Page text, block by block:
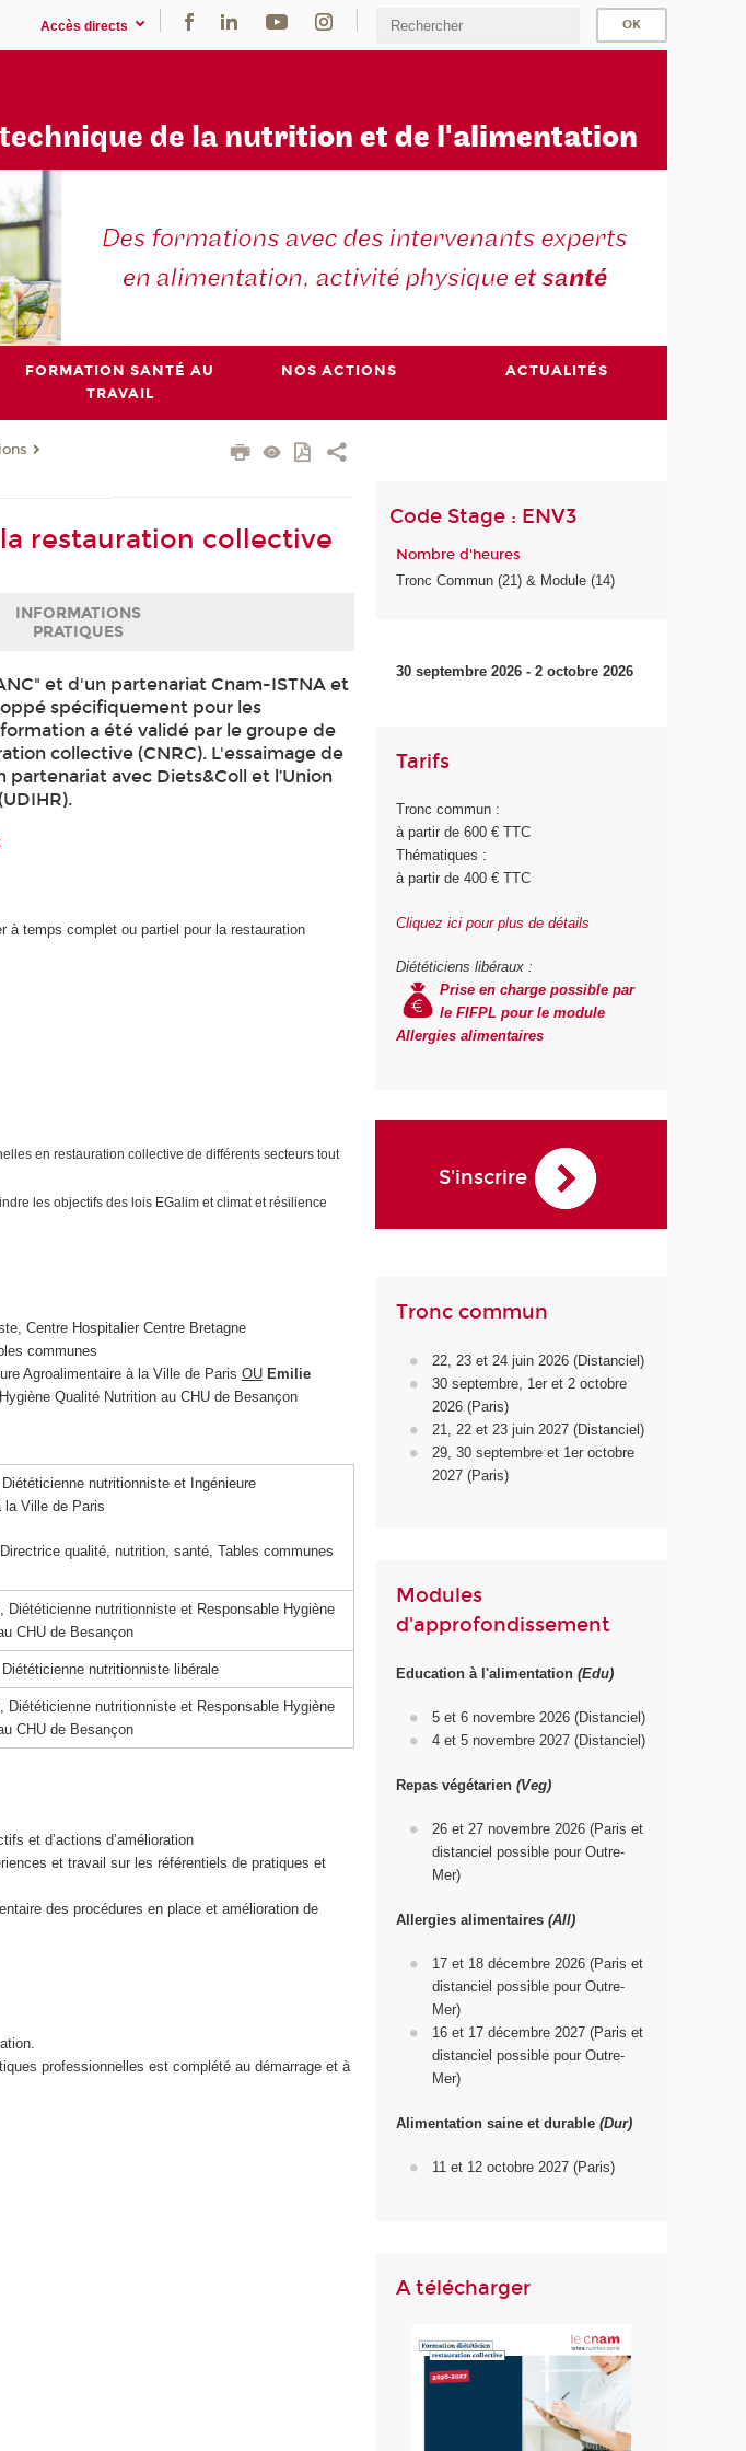
Accès directs
technique de la nutrition et de l'alimentation
FORMATION SANTÉ AU
TRAVAIL
NOS ACTIONS ACTUALITÉS
restauration collective
INFORMATIONS
PRATIQUES
et d'un partenariat Cnam-ISTNA et
spécifiquement pour les
a été validé par le groupe de
collective (CNRC). L'essaimage de
avec Diets&Coll et l’Union
à temps complet ou partiel pour la restauration
en restauration collective de différents secteurs tout
les objectifs des lois EGalim et climat et résilience
Centre Hospitalier Centre Bretagne
communes
Agroalimentaire à la Ville de Paris OU Emilie
Qualité Nutrition au CHU de Besançon
nutritionniste et Ingénieure
la Ville de Paris
qualité, nutrition, santé, Tables communes
, Diététicienne nutritionniste et Responsable Hygiène
CHU de Besançon
Diététicienne nutritionniste libérale
, Diététicienne nutritionniste et Responsable Hygiène
CHU de Besançon
et d’actions d’amélioration
et travail sur les référentiels de pratiques et
des procédures en place et amélioration de
professionnelles est complété au démarrage et à
Code Stage : ENV3
Nombre d'heures
Tronc Commun (21) & Module (14)
30 septembre 2026 - 2 octobre 2026
Tarifs
Tronc commun :
à partir de 600 € TTC
Thématiques :
à partir de 400 € TTC
Cliquez ici pour plus de détails
Diététiciens libéraux :
Prise en charge possible par
le FIFPL pour le module
Allergies alimentaires
S'inscrire
Tronc commun
22, 23 et 24 juin 2026 (Distanciel)
30 septembre, 1er et 2 octobre
2026 (Paris)
21, 22 et 23 juin 2027 (Distanciel)
29, 30 septembre et 1er octobre
2027 (Paris)
Modules
d'approfondissement
Education à l'alimentation(Edu)
5 et 6 novembre 2026 (Distanciel)
4 et 5 novembre 2027 (Distanciel)
Repas végétarien(Veg)
26 et 27 novembre 2026 (Paris et
distanciel possible pour Outre-
Mer)
Allergies alimentaires(All)
17 et 18 décembre 2026 (Paris et
distanciel possible pour Outre-
Mer)
16 et 17 décembre 2027 (Paris et
distanciel possible pour Outre-
Mer)
Alimentation saine et durable(Dur)
11 et 12 octobre 2027 (Paris)
A télécharger